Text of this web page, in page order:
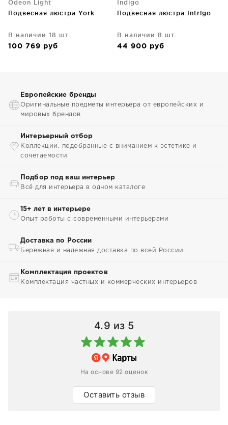
Odeon Light
Подвесная люстра York
В наличии 18 шт.
100 769 руб
Indigo
Подвесная люстра Intrigo
В наличии 8 шт.
44 900 руб
Европейские бренды
Оригинальные предметы интерьера от европейских и
мировых брендов
Интерьерный отбор
Коллекции, подобранные с вниманием к эстетике и
сочетаемости
Подбор под ваш интерьер
Всё для интерьера в одном каталоге
15+ лет в интерьере
Опыт работы с современными интерьерами
Доставка по России
Бережная и надежная доставка по всей России
Комплектация проектов
Комплектация частных и коммерческих интерьеров
4.9 из 5
На основе 92 оценок
Оставить отзыв